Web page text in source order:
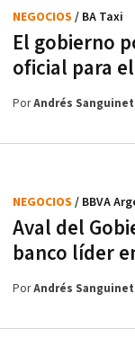
El gobierno
oficial para
NEGOCIOS / BA Taxi
PorAndrés
Aval del
banco líder
NEGOCIOS / BBVA
PorAndrés